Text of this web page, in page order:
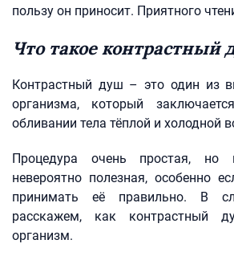
пользу он приносит. Приятного
Что такое контрастный
Контрастный душ – это один из
организма, который
обливании тела тёплой и холодной
Процедура очень простая,
невероятно полезная, особенно
принимать её правильно. В
расскажем, как контрастный
организм.